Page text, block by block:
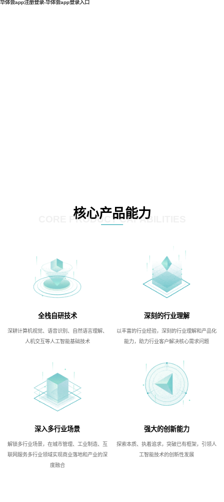
华体会app注册登录-华体会app登录入口
核心产品能力
CORE PRODUCT CAPABILITIES
全栈自研技术
深耕计算机视觉、语音识别、自然语言理解、
人机交互等人工智能基础技术
深刻的行业理解
以丰富的行业经验，深刻的行业理解和产品化
能力，助力行业客户解决核心需求问题
深入多行业场景
解锁多行业场景，在城市管理、工业制造、互
联网服务多行业领域实现商业落地和产业的深
度融合
强大的创新能力
探索本质、执着追求，突破已有框架，引领人
工智能技术的创新性发展